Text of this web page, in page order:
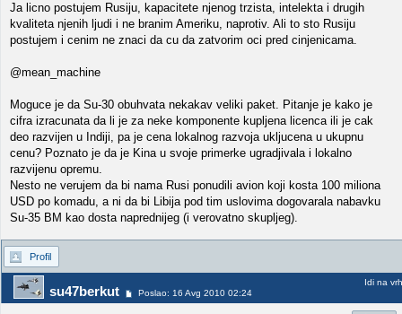
Ja licno postujem Rusiju, kapacitete njenog trzista, intelekta i drugih
kvaliteta njenih ljudi i ne branim Ameriku, naprotiv. Ali to sto Rusiju
postujem i cenim ne znaci da cu da zatvorim oci pred cinjenicama.
@mean_machine
Moguce je da Su-30 obuhvata nekakav veliki paket. Pitanje je kako je
cifra izracunata da li je za neke komponente kupljena licenca ili je cak
deo razvijen u Indiji, pa je cena lokalnog razvoja ukljucena u ukupnu
cenu? Poznato je da je Kina u svoje primerke ugradjivala i lokalno
razvijenu opremu.
Nesto ne verujem da bi nama Rusi ponudili avion koji kosta 100 miliona
USD po komadu, a ni da bi Libija pod tim uslovima dogovarala nabavku
Su-35 BM kao dosta naprednijeg (i verovatno skupljeg).
Profil
su47berkut Poslao: 16 Avg 2010 02:24
Idi na vrh